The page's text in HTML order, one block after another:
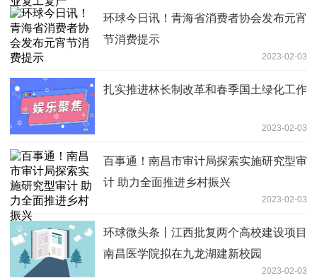
环球今日讯！青海省消费者协会发布元宵
节消费提示
2023-02-03
扎实推进林长制改革和春季国土绿化工作
2023-02-03
百事通！南昌市审计局探索实施研究型审
计 助力全面推进乡村振兴
2023-02-03
环球微头条丨江西批复两个高校建设项目
南昌医学院拟在九龙湖建新校园
2023-02-03